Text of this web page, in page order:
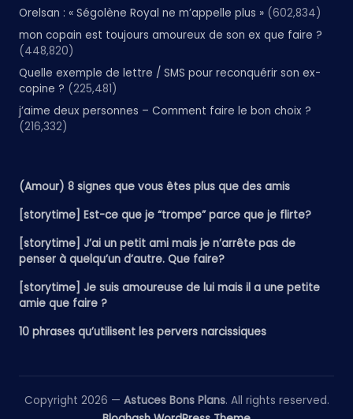
Orelsan : « Ségolène Royal ne m’appelle plus » (602,834)
mon copain est toujours amoureux de son ex que faire ?
(448,820)
Quelle exemple de lettre / SMS pour reconquérir son ex-
copine ? (225,481)
j’aime deux personnes – Comment faire le bon choix ?
(216,332)
(Amour) 8 signes que vous êtes plus que des amis
[storytime] Est-ce que je “trompe” parce que je flirte?
[storytime] J’ai un petit ami mais je n’arrête pas de
penser à quelqu’un d’autre. Que faire?
[storytime] Je suis amoureuse de lui mais il a une petite
amie que faire ?
10 phrases qu’utilisent les pervers narcissiques
Copyright 2026 — Astuces Bons Plans. All rights reserved.